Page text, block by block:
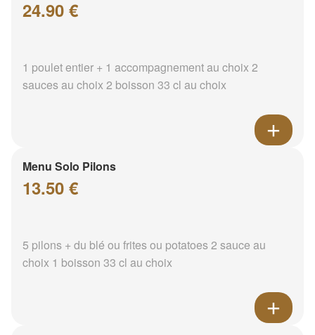
24.90 €
1 poulet entier + 1 accompagnement au choix 2
sauces au choix 2 boisson 33 cl au choix
Menu Solo Pilons
13.50 €
5 pilons + du blé ou frites ou potatoes 2 sauce au
choix 1 boisson 33 cl au choix